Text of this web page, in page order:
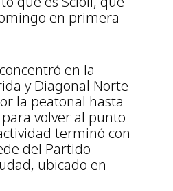
en primera
en la
y Diagonal Norte
la peatonal hasta
volver al punto
terminó con
del Partido
ubicado en